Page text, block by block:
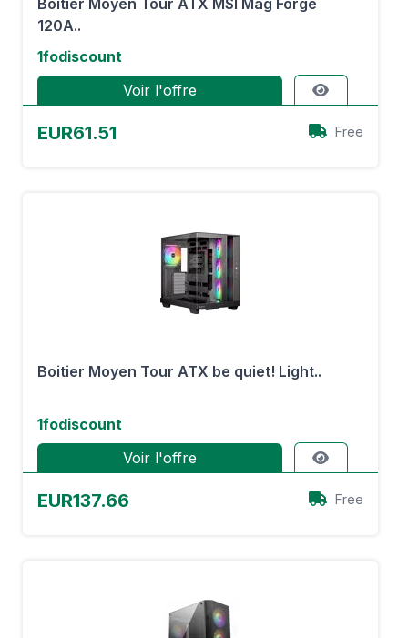
Boitier Moyen Tour ATX MSI Mag Forge
120A..
1fodiscount
Voir l'offre
EUR61.51 Free
Boitier Moyen Tour ATX be quiet! Light..
1fodiscount
Voir l'offre
EUR137.66 Free